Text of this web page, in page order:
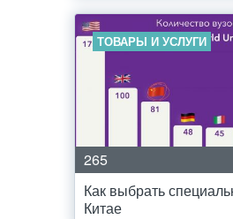
ТОВАРЫ И УСЛУГИ
265
Как выбрать
Китае